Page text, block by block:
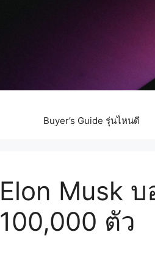
Buyer’s Guide รุ่นไหนดี
Elon Musk
100,000 ตัว